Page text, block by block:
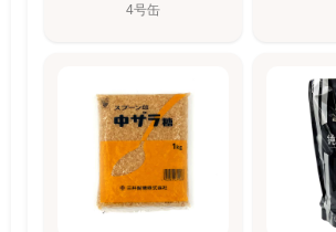
4号缶